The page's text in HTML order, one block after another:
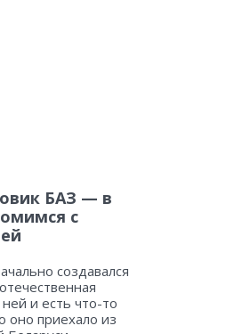
БАЗ — в
с
создавался
и есть что-то
оно приехало из